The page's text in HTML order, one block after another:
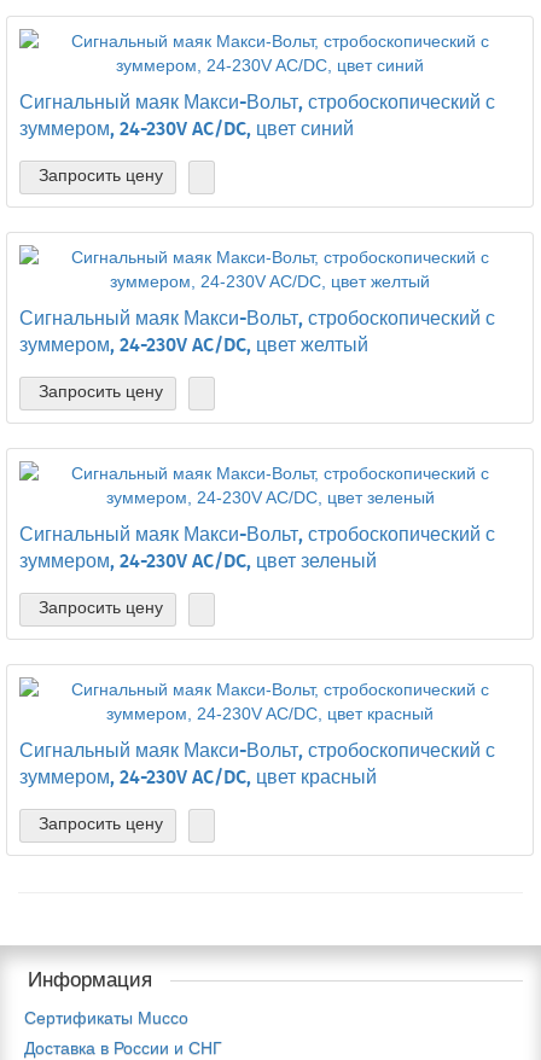
Сигнальный маяк Макси-Вольт, стробоскопический с
зуммером, 24-230V AC/DC, цвет синий
Запросить цену
Сигнальный маяк Макси-Вольт, стробоскопический с
зуммером, 24-230V AC/DC, цвет желтый
Запросить цену
Сигнальный маяк Макси-Вольт, стробоскопический с
зуммером, 24-230V AC/DC, цвет зеленый
Запросить цену
Сигнальный маяк Макси-Вольт, стробоскопический с
зуммером, 24-230V AC/DC, цвет красный
Запросить цену
Информация
Сертификаты Mucco
Доставка в России и СНГ